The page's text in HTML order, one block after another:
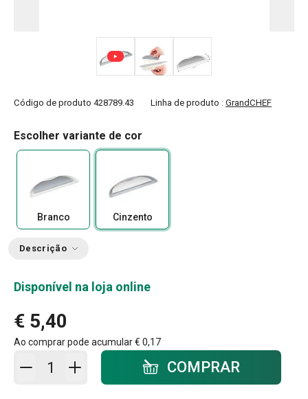
Código de produto 428789.43 Linha de produto : GrandCHEF
Escolher variante de cor
Branco Cinzento
Descrição
Disponível na loja online
€ 5,40
Ao comprar pode acumular€ 0,17
Adicionar ao carrinho - quantidadeCOMPRAR